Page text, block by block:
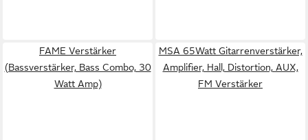
FAME Verstärker
(Bassverstärker, Bass Combo, 30
Watt Amp)
MSA 65Watt Gitarrenverstärker,
Amplifier, Hall, Distortion, AUX,
FM Verstärker